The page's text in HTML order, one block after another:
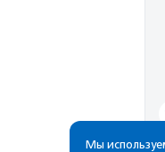
Мы